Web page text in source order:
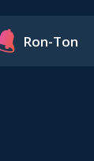
Ron-Ton